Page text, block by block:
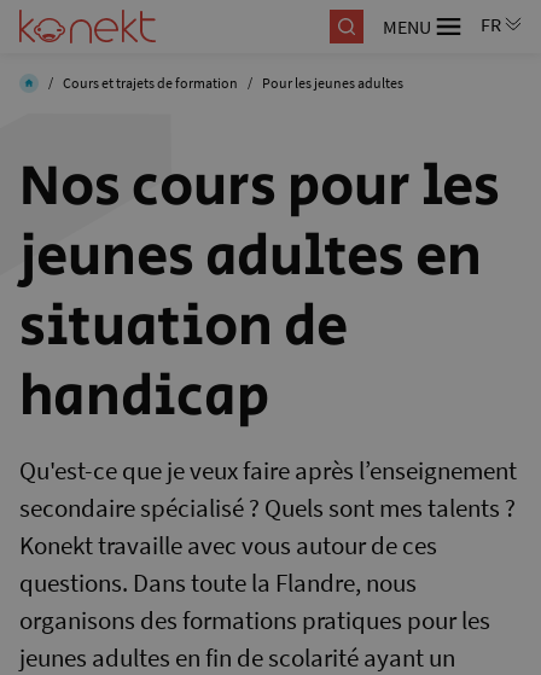
MENU
/ Cours et trajets de formation / Pour les jeunes adultes
Nos cours pour les
jeunes adultes en
situation de
handicap
Qu'est-ce que je veux faire après l’enseignement
secondaire spécialisé ? Quels sont mes talents ?
Konekt travaille avec vous autour de ces
questions. Dans toute la Flandre, nous
organisons des formations pratiques pour les
jeunes adultes en fin de scolarité ayant un